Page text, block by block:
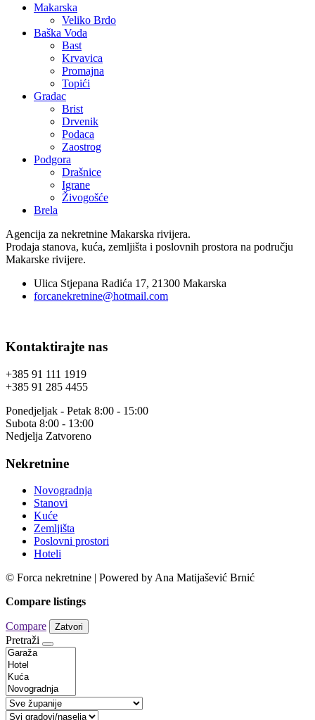
Makarska
Veliko Brdo
Baška Voda
Bast
Krvavica
Promajna
Topići
Gradac
Brist
Drvenik
Podaca
Zaostrog
Podgora
Drašnice
Igrane
Živogošće
Brela
Agencija za nekretnine Makarska rivijera.
Prodaja stanova, kuća, zemljišta i poslovnih prostora na području
Makarske rivijere.
Ulica Stjepana Radića 17, 21300 Makarska
forcanekretnine@hotmail.com
Kontaktirajte nas
+385 91 111 1919
+385 91 285 4455
Ponedjeljak - Petak 8:00 - 15:00
Subota 8:00 - 13:00
Nedjelja Zatvoreno
Nekretnine
Novogradnja
Stanovi
Kuće
Zemljišta
Poslovni prostori
Hoteli
© Forca nekretnine | Powered by Ana Matijašević Brnić
Compare listings
Compare Zatvori
Pretraži